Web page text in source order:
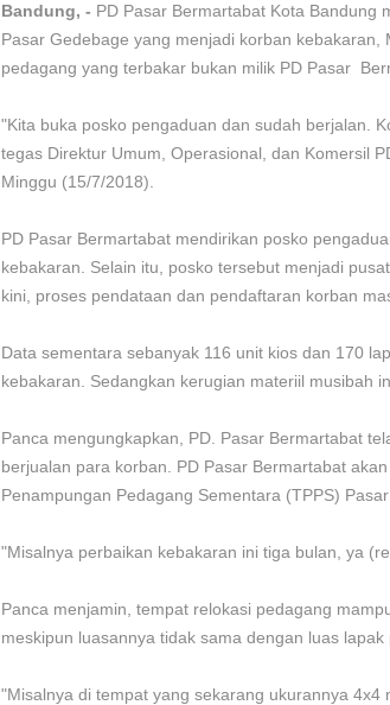
Bandung, - PD Pasar Bermartabat Kota Bandung
Pasar Gedebage yang menjadi korban
pedagang yang terbakar bukan milik PD Pasar
"Kita buka posko pengaduan dan sudah berjalan.
tegas Direktur Umum, Operasional, dan Komersil
Minggu (15/7/2018).
PD Pasar Bermartabat mendirikan posko
kebakaran. Selain itu, posko tersebut menjadi
kini, proses pendataan dan pendaftaran korban
Data sementara sebanyak 116 unit kios dan 170
kebakaran. Sedangkan kerugian materiil musibah
Panca mengungkapkan, PD. Pasar Bermartabat
berjualan para korban. PD Pasar Bermartabat
Penampungan Pedagang Sementara (TPPS)
"Misalnya perbaikan kebakaran ini tiga bulan, ya
Panca menjamin, tempat relokasi pedagang
meskipun luasannya tidak sama dengan luas
"Misalnya di tempat yang sekarang ukurannya